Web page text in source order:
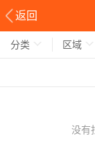
返回
分类 区域
没有